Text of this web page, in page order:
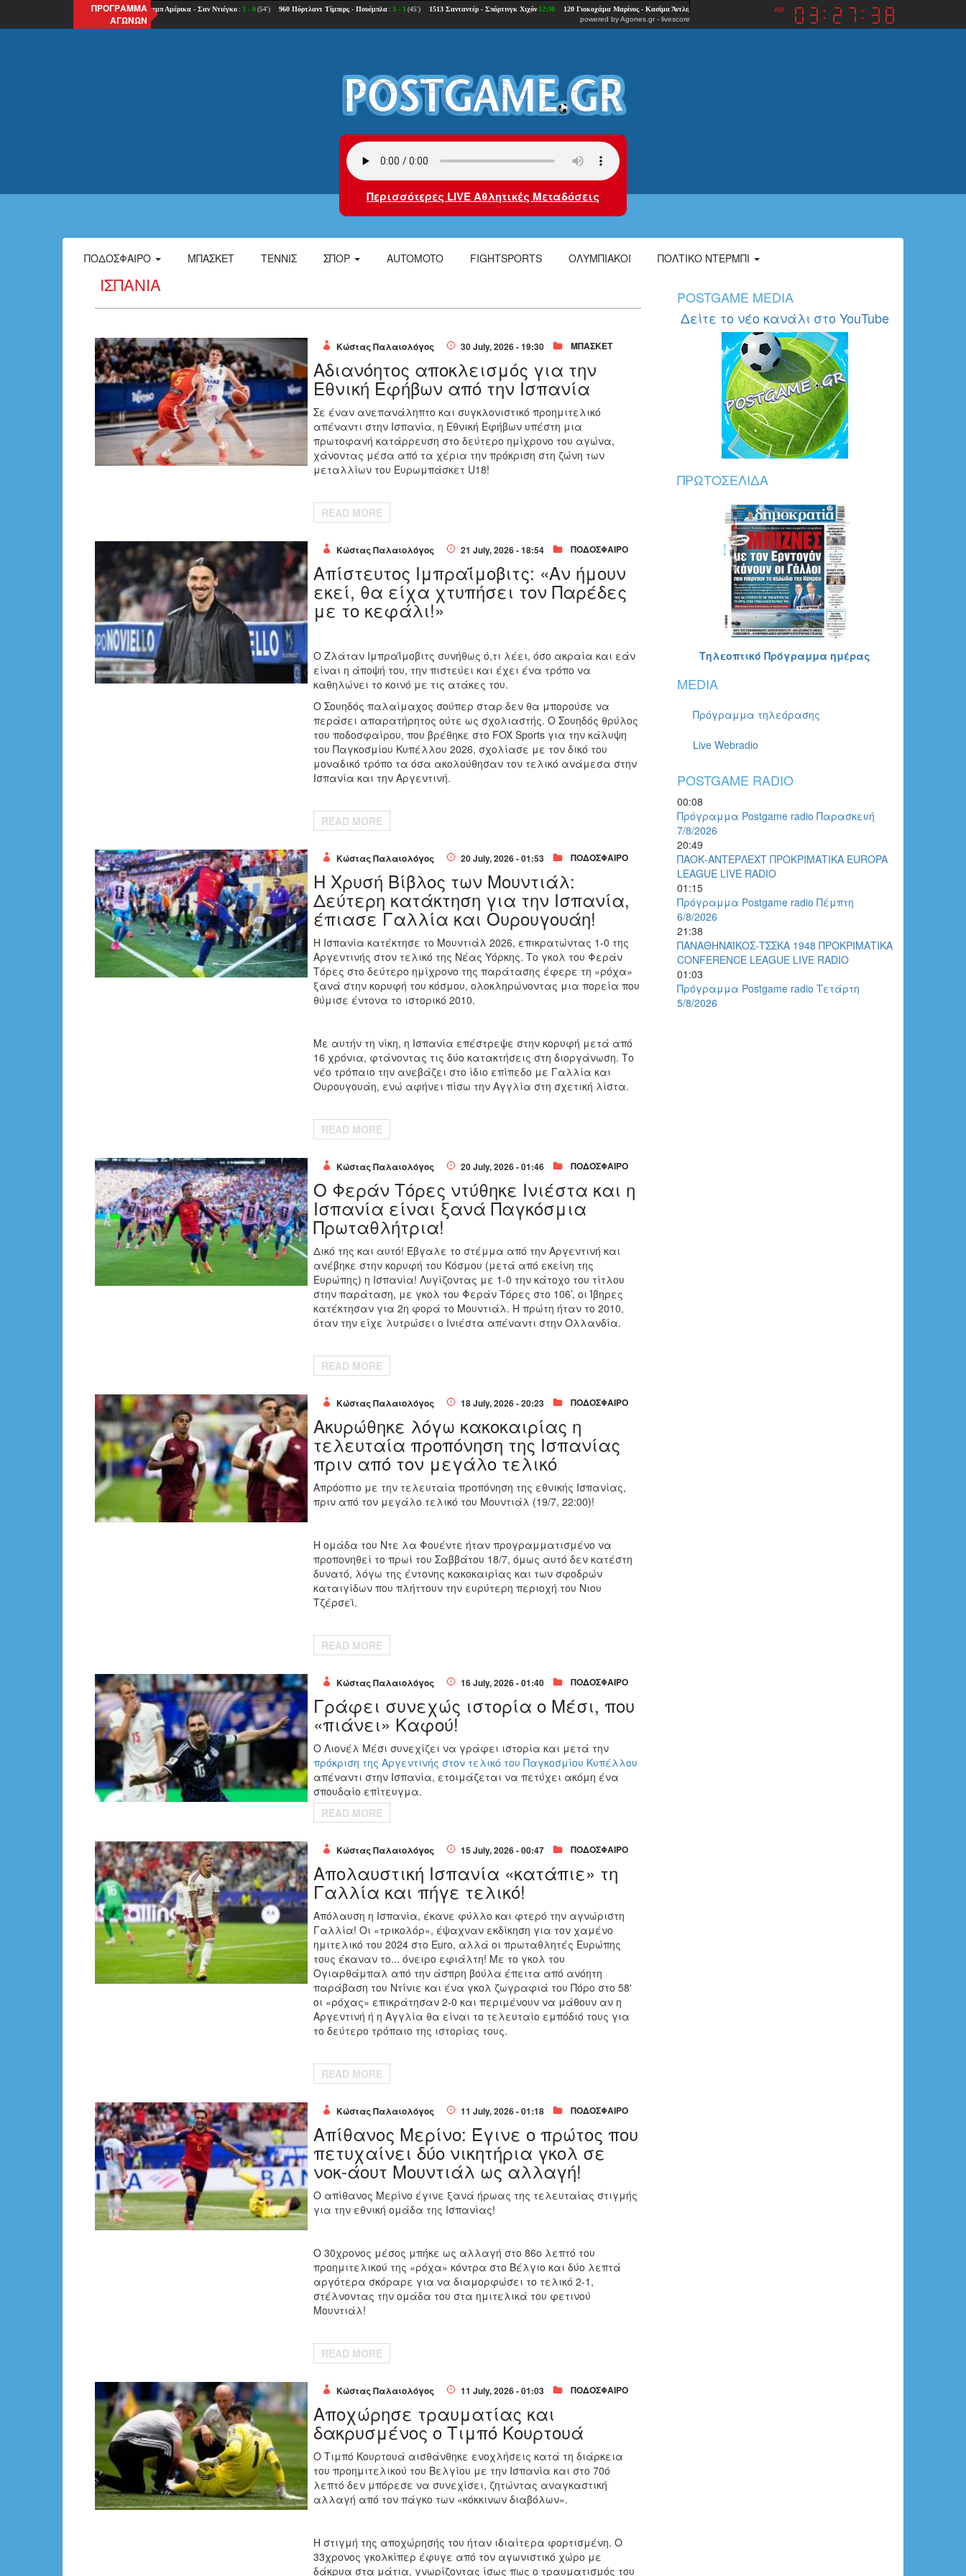
ΠΡΟΓΡΑΜΜΑ
ΑΓΩΝΩΝ
powered byAgones.gr- livescore
AM
Περισσότερες LIVE Αθλητικές Μεταδόσεις
ΠΟΔΌΣΦΑΙΡΟ ΜΠΆΣΚΕΤ ΤΈΝΝΙΣ ΣΠΟΡ AUTOMOTO FIGHTSPORTS ΟΛΥΜΠΙΑΚΟΙ ΠΟΛΤΙΚΌ ΝΤΈΡΜΠΙ
ΙΣΠΑΝΊΑ
Κώστας Παλαιολόγος 30 July, 2026 - 19:30 ΜΠΑΣΚΕΤ
Aδιανόητος αποκλεισμός για την
Εθνική Εφήβων από την Ισπανία
Σε έναν ανεπανάληπτο και συγκλονιστικό προημιτελικό
απέναντι στην Ισπανία, η Εθνική Εφήβων υπέστη μια
πρωτοφανή κατάρρευση στο δεύτερο ημίχρονο του αγώνα,
χάνοντας μέσα από τα χέρια την πρόκριση στη ζώνη των
μεταλλίων του Ευρωμπάσκετ U18!
READ MORE
Κώστας Παλαιολόγος 21 July, 2026 - 18:54 ΠΟΔΟΣΦΑΙΡΟ
Απίστευτος Ιμπραΐμοβιτς: «Αν ήμουν
εκεί, θα είχα χτυπήσει τον Παρέδες
με το κεφάλι!»
Ο Ζλάταν Ιμπραΐμοβιτς συνήθως ό,τι λέει, όσο ακραία και εάν
είναι η άποψή του, την πιστεύει και έχει ένα τρόπο να
καθηλώνει το κοινό με τις ατάκες του.
Ο Σουηδός παλαίμαχος σούπερ σταρ δεν θα μπορούσε να
περάσει απαρατήρητος ούτε ως σχολιαστής. Ο Σουηδός θρύλος
του ποδοσφαίρου, που βρέθηκε στο FOX Sports για την κάλυψη
του Παγκοσμίου Κυπέλλου 2026, σχολίασε με τον δικό του
μοναδικό τρόπο τα όσα ακολούθησαν τον τελικό ανάμεσα στην
Ισπανία και την Αργεντινή.
READ MORE
Κώστας Παλαιολόγος 20 July, 2026 - 01:53 ΠΟΔΟΣΦΑΙΡΟ
Η Χρυσή Βίβλος των Μουντιάλ:
Δεύτερη κατάκτηση για την Ισπανία,
έπιασε Γαλλία και Ουρουγουάη!
Η Ισπανία κατέκτησε το Μουντιάλ 2026, επικρατώντας 1-0 της
Αργεντινής στον τελικό της Νέας Υόρκης. Το γκολ του Φεράν
Τόρες στο δεύτερο ημίχρονο της παράτασης έφερε τη «ρόχα»
ξανά στην κορυφή του κόσμου, ολοκληρώνοντας μια πορεία που
θύμισε έντονα το ιστορικό 2010.
Με αυτήν τη νίκη, η Ισπανία επέστρεψε στην κορυφή μετά από
16 χρόνια, φτάνοντας τις δύο κατακτήσεις στη διοργάνωση. Το
νέο τρόπαιο την ανεβάζει στο ίδιο επίπεδο με Γαλλία και
Ουρουγουάη, ενώ αφήνει πίσω την Αγγλία στη σχετική λίστα.
READ MORE
Κώστας Παλαιολόγος 20 July, 2026 - 01:46 ΠΟΔΟΣΦΑΙΡΟ
Ο Φεράν Τόρες ντύθηκε Ινιέστα και η
Ισπανία είναι ξανά Παγκόσμια
Πρωταθλήτρια!
Δικό της και αυτό! Έβγαλε το στέμμα από την Αργεντινή και
ανέβηκε στην κορυφή του Κόσμου (μετά από εκείνη της
Ευρώπης) η Ισπανία! Λυγίζοντας με 1-0 την κάτοχο του τίτλου
στην παράταση, με γκολ του Φεράν Τόρες στο 106’, οι Ίβηρες
κατέκτησαν για 2η φορά το Μουντιάλ. Η πρώτη ήταν το 2010,
όταν την είχε λυτρώσει ο Ινιέστα απέναντι στην Ολλανδία.
READ MORE
Κώστας Παλαιολόγος 18 July, 2026 - 20:23 ΠΟΔΟΣΦΑΙΡΟ
Ακυρώθηκε λόγω κακοκαιρίας η
τελευταία προπόνηση της Ισπανίας
πριν από τον μεγάλο τελικό
Απρόοπτο με την τελευταία προπόνηση της εθνικής Ισπανίας,
πριν από τον μεγάλο τελικό του Μουντιάλ (19/7, 22:00)!
Η ομάδα του Ντε λα Φουέντε ήταν προγραμματισμένο να
προπονηθεί το πρωί του Σαββάτου 18/7, όμως αυτό δεν κατέστη
δυνατό, λόγω της έντονης κακοκαιρίας και των σφοδρών
καταιγίδων που πλήττουν την ευρύτερη περιοχή του Νιου
Τζέρσεϊ.
READ MORE
Κώστας Παλαιολόγος 16 July, 2026 - 01:40 ΠΟΔΟΣΦΑΙΡΟ
Γράφει συνεχώς ιστορία ο Μέσι, που
«πιάνει» Καφού!
Ο Λιονέλ Μέσι συνεχίζει να γράφει ιστορία και μετά την
πρόκριση της Αργεντινής στον τελικό του Παγκοσμίου Κυπέλλου
απέναντι στην Ισπανία, ετοιμάζεται να πετύχει ακόμη ένα
σπουδαίο επίτευγμα.
READ MORE
Κώστας Παλαιολόγος 15 July, 2026 - 00:47 ΠΟΔΟΣΦΑΙΡΟ
Απολαυστική Ισπανία «κατάπιε» τη
Γαλλία και πήγε τελικό!
Απόλαυση η Ισπανία, έκανε φύλλο και φτερό την αγνώριστη
Γαλλία! Οι «τρικολόρ», έψαχναν εκδίκηση για τον χαμένο
ημιτελικό του 2024 στο Euro, αλλά οι πρωταθλητές Ευρώπης
τους έκαναν το... όνειρο εφιάλτη! Με το γκολ του
Ογιαρθάμπαλ από την άσπρη βούλα έπειτα από ανόητη
παράβαση του Ντίνιε και ένα γκολ ζωγραφιά του Πόρο στο 58'
οι «ρόχας» επικράτησαν 2-0 και περιμένουν να μάθουν αν η
Αργεντινή ή η Αγγλία θα είναι το τελευταίο εμπόδιό τους για
το δεύτερο τρόπαιο της ιστορίας τους.
READ MORE
Κώστας Παλαιολόγος 11 July, 2026 - 01:18 ΠΟΔΟΣΦΑΙΡΟ
Απίθανος Μερίνο: Έγινε ο πρώτος που
πετυχαίνει δύο νικητήρια γκολ σε
νοκ-άουτ Μουντιάλ ως αλλαγή!
Ο απίθανος Μερίνο έγινε ξανά ήρωας της τελευταίας στιγμής
για την εθνική ομάδα της Ισπανίας!
Ο 30χρονος μέσος μπήκε ως αλλαγή στο 86ο λεπτό του
προημιτελικού της «ρόχα» κόντρα στο Βέλγιο και δύο λεπτά
αργότερα σκόραρε για να διαμορφώσει το τελικό 2-1,
στέλνοντας την ομάδα του στα ημιτελικά του φετινού
Μουντιάλ!
READ MORE
Κώστας Παλαιολόγος 11 July, 2026 - 01:03 ΠΟΔΟΣΦΑΙΡΟ
Αποχώρησε τραυματίας και
δακρυσμένος ο Τιμπό Κουρτουά
Ο Τιμπό Κουρτουά αισθάνθηκε ενοχλήσεις κατά τη διάρκεια
του προημιτελικού του Βελγίου με την Ισπανία και στο 70ό
λεπτό δεν μπόρεσε να συνεχίσει, ζητώντας αναγκαστική
αλλαγή από τον πάγκο των «κόκκινων διαβόλων».
Η στιγμή της αποχώρησής του ήταν ιδιαίτερα φορτισμένη. Ο
33χρονος γκολκίπερ έφυγε από τον αγωνιστικό χώρο με
δάκρυα στα μάτια, γνωρίζοντας ίσως πως ο τραυματισμός του
POSTGAME MEDIA
Δείτε το νέο κανάλι στο YouTube
ΠΡΩΤΟΣΈΛΙΔΑ
Τηλεοπτικό Πρόγραμμα ημέρας
MEDIA
Πρόγραμμα τηλεόρασης
Live Webradio
POSTGAME RADIO
00:08
Πρόγραμμα Postgame radio Παρασκευή
7/8/2026
20:49
ΠΑΟΚ-ΑΝΤΕΡΛΕΧΤ ΠΡΟΚΡΙΜΑΤΙΚΑ EUROPA
LEAGUE LIVE RADIO
01:15
Πρόγραμμα Postgame radio Πέμπτη
6/8/2026
21:38
ΠΑΝΑΘΗΝΑΪΚΟΣ-ΤΣΣΚΑ 1948 ΠΡΟΚΡΙΜΑΤΙΚΑ
CONFERENCE LEAGUE LIVE RADIO
01:03
Πρόγραμμα Postgame radio Τετάρτη
5/8/2026